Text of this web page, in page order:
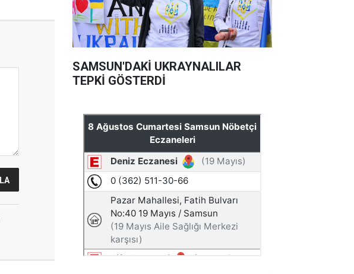
SAMSUN'DAKİ UKRAYNALILAR
TEPKİ GÖSTERDİ